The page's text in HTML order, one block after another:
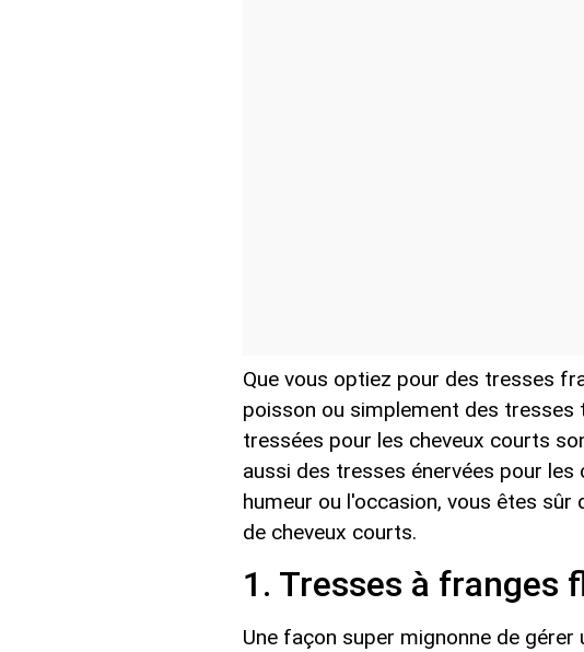
Que vous optiez pour des tresses
poisson ou simplement des tresses
tressées pour les cheveux courts
aussi des tresses énervées pour
humeur ou l'occasion, vous êtes
de cheveux courts.
1. Tresses à franges
Une façon super mignonne de